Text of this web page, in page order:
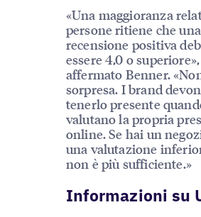
«Una maggioranza
persone ritiene che una
recensione positiva
essere 4,0 o
affermato Benner.
sorpresa. I brand
tenerlo presente
valutano la propria
online. Se hai un
una valutazione
non è più sufficiente.»
Informazioni su